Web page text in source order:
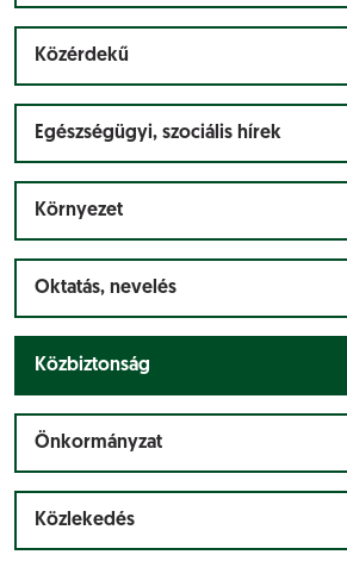
Közérdekű
Egészségügyi, szociális hírek
Környezet
Oktatás, nevelés
Közbiztonság
Önkormányzat
Közlekedés